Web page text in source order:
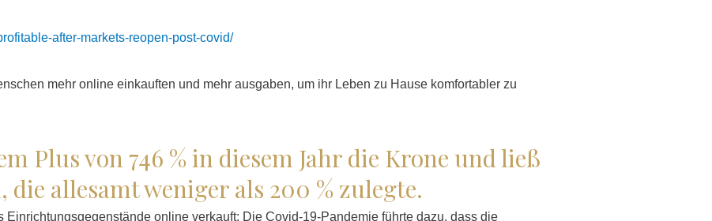
after-markets-reopen-post-covid/
mehr online einkauften und mehr ausgaben, um ihr Leben zu Hause komfortabler zu
Plus von 746 % in diesem Jahr die Krone und ließ
allesamt weniger als 200 % zulegte.
online verkauft: Die Covid-19-Pandemie führte dazu, dass die